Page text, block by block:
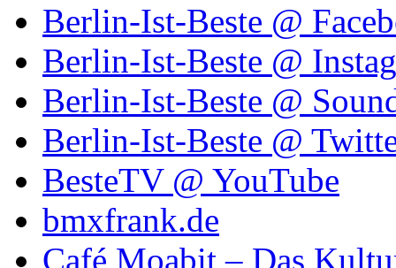
Berlin-Ist-Beste @
Berlin-Ist-Beste @
Berlin-Ist-Beste @
Berlin-Ist-Beste @
BesteTV @ YouTube
bmxfrank.de
Café Moabit – Das